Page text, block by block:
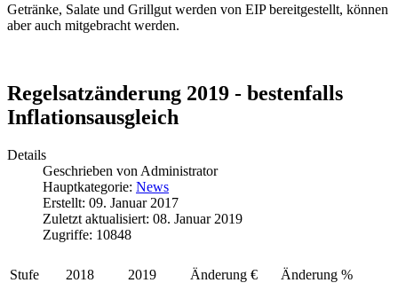
Getränke, Salate und Grillgut werden von EIP bereitgestellt, können
aber auch mitgebracht werden.
Regelsatzänderung 2019 - bestenfalls
Inflationsausgleich
Details
Geschrieben von Administrator
Hauptkategorie: News
Erstellt: 09. Januar 2017
Zuletzt aktualisiert: 08. Januar 2019
Zugriffe: 10848
Stufe 2018 2019 Änderung € Änderung %